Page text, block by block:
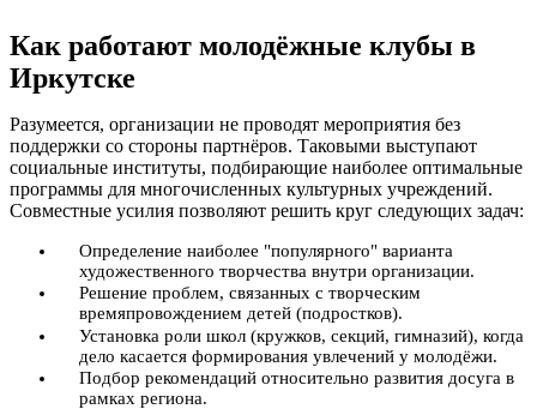
Как работают молодёжные клубы в
Иркутске
Разумеется, организации не проводят мероприятия без
поддержки со стороны партнёров. Таковыми выступают
социальные институты, подбирающие наиболее оптимальные
программы для многочисленных культурных учреждений.
Совместные усилия позволяют решить круг следующих задач:
Определение наиболее "популярного" варианта
художественного творчества внутри организации.
Решение проблем, связанных с творческим
времяпровождением детей (подростков).
Установка роли школ (кружков, секций, гимназий), когда
дело касается формирования увлечений у молодёжи.
Подбор рекомендаций относительно развития досуга в
рамках региона.